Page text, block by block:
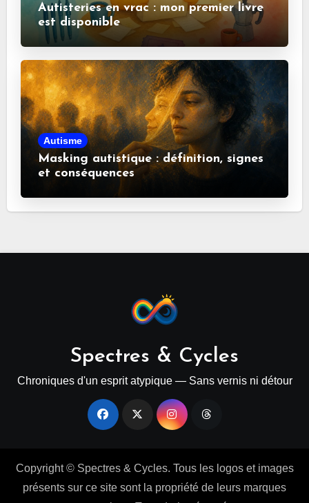
Autisteries en vrac : mon premier livre
est disponible
Autisme
Masking autistique : définition, signes
et conséquences
Spectres & Cycles
Chroniques d'un esprit atypique — Sans vernis ni détour
Copyright © Spectres & Cycles. Tous les logos et images
présents sur ce site sont la propriété de leurs marques